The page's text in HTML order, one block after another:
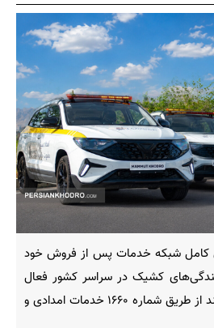
کامل شبکه خدمات پس از فروش خود
کشیک در سراسر کشور فعال
هستند و مشتریان می‌توانند از طریق شماره ۱۶۶۰ خدمات امدادی و